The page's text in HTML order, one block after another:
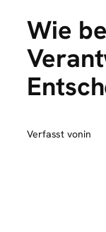
Wie
Verfasst vonin